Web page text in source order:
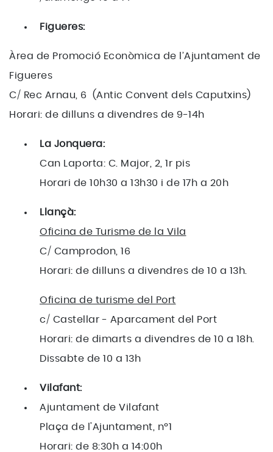
Figueres:
Àrea de Promoció Econòmica de l’Ajuntament de
Figueres
C/ Rec Arnau, 6 (Antic Convent dels Caputxins)
Horari: de dilluns a divendres de 9-14h
La Jonquera:
Can Laporta: C. Major, 2, 1r pis
Horari de 10h30 a 13h30 i de 17h a 20h
Llançà:
Oficina de Turisme de la Vila
C/ Camprodon, 16
Horari: de dilluns a divendres de 10 a 13h.
Oficina de turisme del Port
c/ Castellar - Aparcament del Port
Horari: de dimarts a divendres de 10 a 18h.
Dissabte de 10 a 13h
Vilafant:
Ajuntament de Vilafant
Plaça de l'Ajuntament, nº1
Horari: de 8:30h a 14:00h